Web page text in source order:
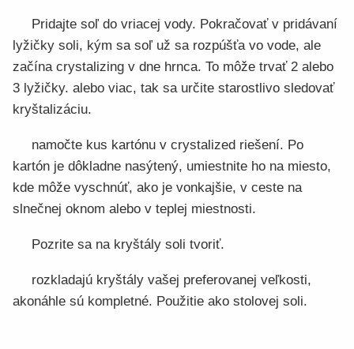
Pridajte soľ do vriacej vody. Pokračovať v pridávaní
lyžičky soli, kým sa soľ už sa rozpúšťa vo vode, ale
začína crystalizing v dne hrnca. To môže trvať 2 alebo
3 lyžičky. alebo viac, tak sa určite starostlivo sledovať
kryštalizáciu.
namočte kus kartónu v crystalized riešení. Po
kartón je dôkladne nasýtený, umiestnite ho na miesto,
kde môže vyschnúť, ako je vonkajšie, v ceste na
slnečnej oknom alebo v teplej miestnosti.
Pozrite sa na kryštály soli tvoriť.
rozkladajú kryštály vašej preferovanej veľkosti,
akonáhle sú kompletné. Použitie ako stolovej soli.